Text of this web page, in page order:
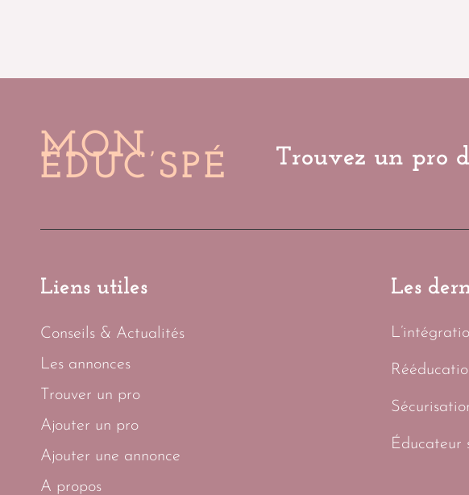
MON
ÉDUC’SPÉ Trouvez un pro
Liens utiles
Conseils & Actualités
Les annonces
Trouver un pro
Ajouter un pro
Ajouter une annonce
A propos
Les
Éducateur